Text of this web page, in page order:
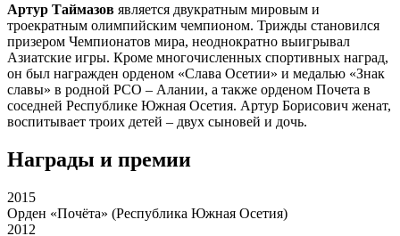
Артур Таймазов является двукратным мировым и
троекратным олимпийским чемпионом. Трижды становился
призером Чемпионатов мира, неоднократно выигрывал
Азиатские игры. Кроме многочисленных спортивных наград,
он был награжден орденом «Слава Осетии» и медалью «Знак
славы» в родной РСО – Алании, а также орденом Почета в
соседней Республике Южная Осетия. Артур Борисович женат,
воспитывает троих детей – двух сыновей и дочь.
Награды и премии
2015
Орден «Почёта» (Республика Южная Осетия)
2012